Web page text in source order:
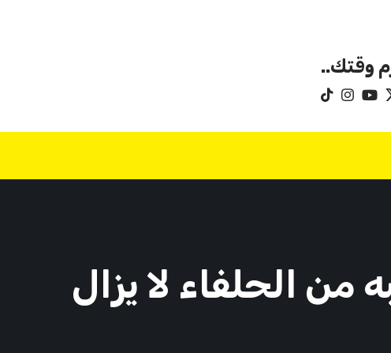
وقتك..
الحلفاء لا يزال